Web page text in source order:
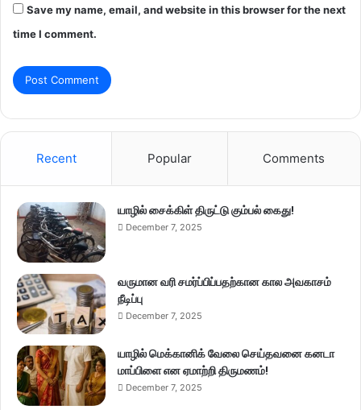
Save my name, email, and website in this browser for the next
time I comment.
Recent Popular Comments
யாழில் சைக்கிள் திருட்டு கும்பல் கைது!
December 7, 2025
வருமான வரி சமர்ப்பிப்பதற்கான கால அவகாசம்
நீடிப்பு
December 7, 2025
யாழில் மெக்கானிக் வேலை செய்தவனை கனடா
மாப்பிளை என ஏமாற்றி திருமணம்!
December 7, 2025